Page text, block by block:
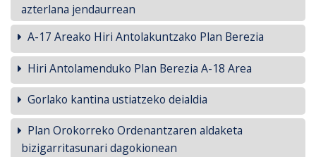
azterlana jendaurrean
A-17 Areako Hiri Antolakuntzako Plan Berezia
Hiri Antolamenduko Plan Berezia A-18 Area
Gorlako kantina ustiatzeko deialdia
Plan Orokorreko Ordenantzaren aldaketa
bizigarritasunari dagokionean